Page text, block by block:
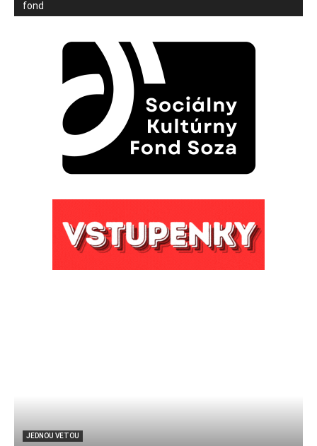
fond
JEDNOU VETOU